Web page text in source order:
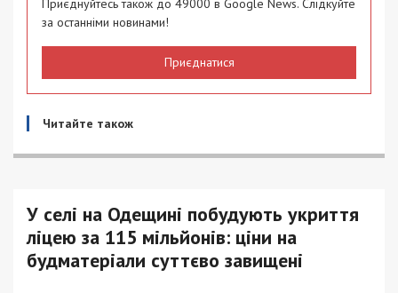
Приєднуйтесь також до 49000 в Google News. Слідкуйте
за останніми новинами!
Приєднатися
Читайте також
У селі на Одещині побудують укриття
ліцею за 115 мільйонів: ціни на
будматеріали суттєво завищені